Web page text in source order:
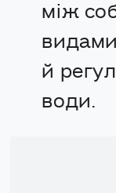
між
видами
й
води.